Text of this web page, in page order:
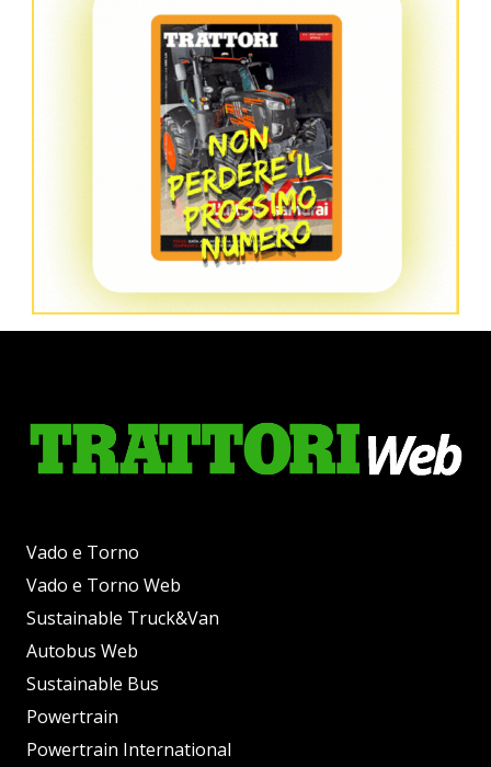
Vado e Torno
Vado e Torno Web
Sustainable Truck&Van
Autobus Web
Sustainable Bus
Powertrain
Powertrain International